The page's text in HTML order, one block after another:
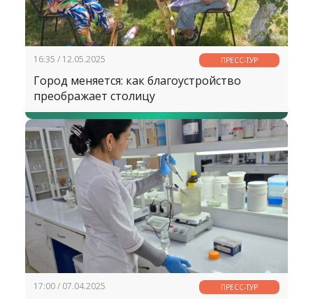
16:35 / 12.05.2025 ПРЕСС-ТУР
Город меняется: как благоустройство
преображает столицу
17:00 / 07.04.2025 ПРЕСС-ТУР